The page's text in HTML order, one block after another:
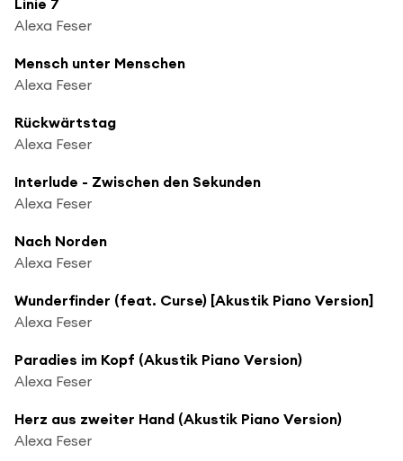
Alexa Feser
Mensch unter Menschen
Alexa Feser
Rückwärtstag
Alexa Feser
Interlude - Zwischen den Sekunden
Alexa Feser
Nach Norden
Alexa Feser
Wunderfinder (feat. Curse) [Akustik Piano Version]
Alexa Feser
Paradies im Kopf (Akustik Piano Version)
Alexa Feser
Herz aus zweiter Hand (Akustik Piano Version)
Alexa Feser